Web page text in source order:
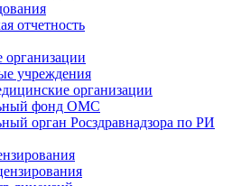
отчетность
учреждения
организации
фонд ОМС
орган Росздравнадзора по РИ